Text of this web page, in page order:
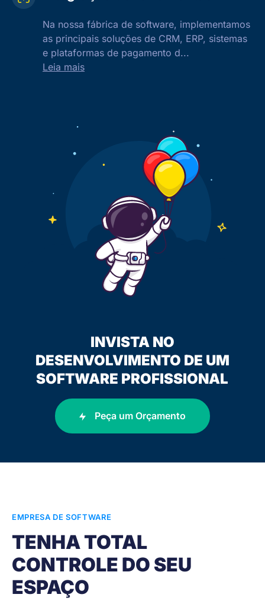
INVISTA NO
DESENVOLVIMENTO DE UM
SOFTWARE PROFISSIONAL
Peça um Orçamento
Na nossa fábrica de software, implementamos
as principais soluções de CRM, ERP, sistemas
e plataformas de pagamento d...
Leia mais
EMPRESA DE SOFTWARE
TENHA TOTAL
CONTROLE DO SEU
ESPAÇO